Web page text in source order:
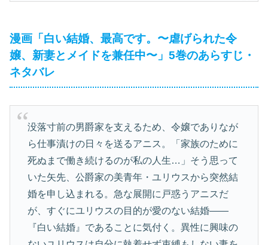
漫画「白い結婚、最高です。〜虐げられた令
嬢、新妻とメイドを兼任中〜」5巻のあらすじ・
ネタバレ
没落寸前の男爵家を支えるため、令嬢でありなが
ら仕事漬けの日々を送るアニス。「家族のために
死ぬまで働き続けるのが私の人生…」そう思って
いた矢先、公爵家の美青年・ユリウスから突然結
婚を申し込まれる。急な展開に戸惑うアニスだ
が、すぐにユリウスの目的が愛のない結婚——
『白い結婚』であることに気付く。異性に興味の